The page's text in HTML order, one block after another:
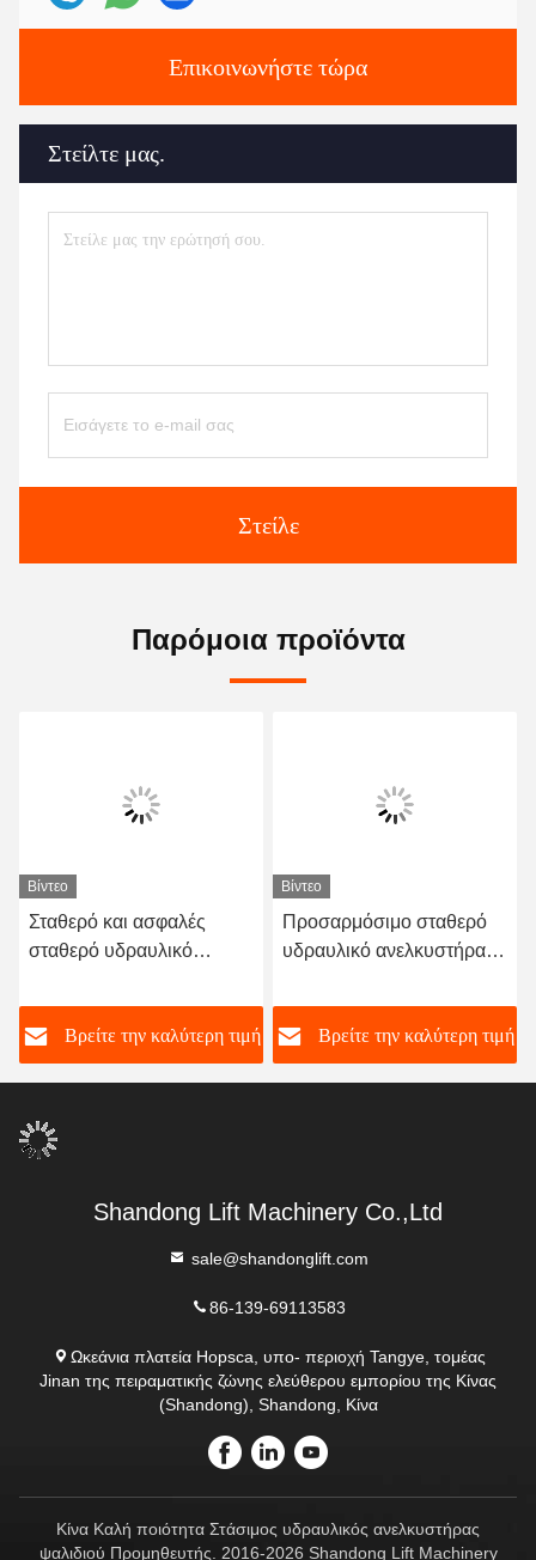
Επικοινωνήστε τώρα
Στείλτε μας.
Στείλε
Παρόμοια προϊόντα
Βίντεο
Σταθερό και ασφαλές
σταθερό υδραυλικό
αποθήκη φορτίου πίνακα
ανελκυστήρα ψαλίδι
Βρείτε την καλύτερη τιμή
Βίντεο
Προσαρμόσιμο σταθερό
υδραυλικό ανελκυστήρα
και προσαρμόσιμο
χειρισμό φορτίου
Βρείτε την καλύτερη τιμή
Shandong Lift Machinery Co.,Ltd
sale@shandonglift.com
86-139-69113583
Ωκεάνια πλατεία Hopsca, υπο- περιοχή Tangye, τομέας
Jinan της πειραματικής ζώνης ελεύθερου εμπορίου της Κίνας
(Shandong), Shandong, Κίνα
Κίνα Καλή ποιότητα Στάσιμος υδραυλικός ανελκυστήρας
ψαλιδιού Προμηθευτής. 2016-2026 Shandong Lift Machinery